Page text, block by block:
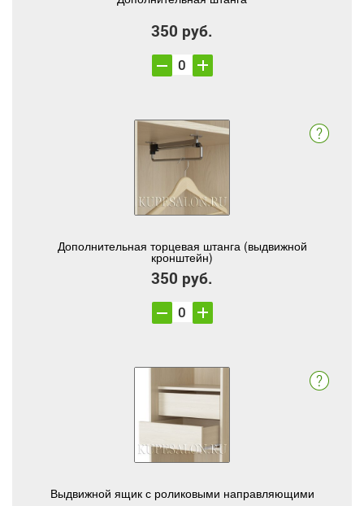
350 руб.
Дополнительная торцевая штанга (выдвижной
кронштейн)
350 руб.
Выдвижной ящик с роликовыми направляющими